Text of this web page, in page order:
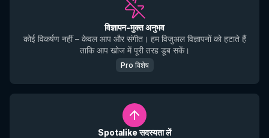
विज्ञापन-मुक्त अनुभव
कोई विकर्षण नहीं – केवल आप और संगीत। हम विजुअल विज्ञापनों को हटाते हैं
ताकि आप खोज में पूरी तरह डूब सकें।
Pro विशेष
Spotalike सदस्यता लें